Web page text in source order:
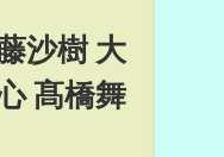
沙樹 大
髙橋舞